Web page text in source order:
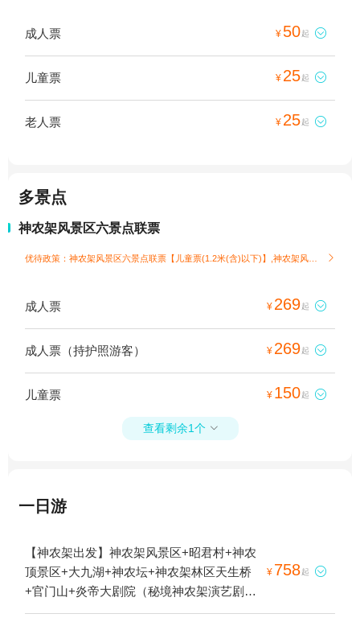
成人票 ¥ 50起 
儿童票 ¥ 25起 
老人票 ¥ 25起 
多景点
神农架风景区六景点联票

成人票 ¥ 269起 
成人票（持护照游客） ¥ 269起 
儿童票 ¥ 150起 
查看剩余1个 
一日游
【神农架出发】神农架风景区+昭君村+神农
顶景区+大九湖+神农坛+神农架林区天生桥
+官门山+炎帝大剧院（秘境神农架演艺剧
场）3日游
¥ 758起 